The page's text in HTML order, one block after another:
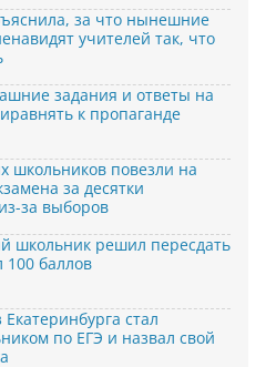
за что нынешние
учителей так, что
задания и ответы на
к пропаганде
школьников повезли на
за десятки
за выборов
школьник решил пересдать
100 баллов
стал
по ЕГЭ и назвал свой